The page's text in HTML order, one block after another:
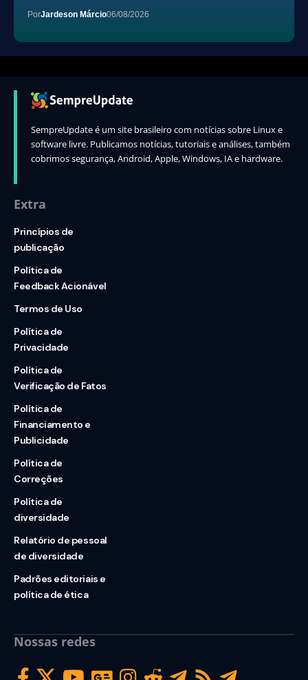
PorJardeson Márcio06/08/2026
SempreUpdate é um site brasileiro com notícias sobre Linux e
software livre. Publicamos notícias, tutoriais e análises, também
cobrimos segurança, Android, Apple, Windows, IA e hardware.
Extra
Princípios de
publicação
Política de
Feedback Acionável
Termos de Uso
Política de
Privacidade
Política de
Verificação de Fatos
Política de
Financiamento e
Publicidade
Política de
Correções
Política de
diversidade
Relatório de pessoal
de diversidade
Padrões editoriais e
política de ética
Nossas redes